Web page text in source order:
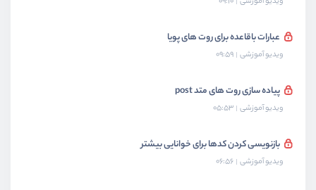
عبارات باقاعده برای روت های پویا
ویدیو آموزشی 09:59
پیاده سازی روت های متد post
ویدیو آموزشی 05:53
بازنویسی کردن کدها برای خوانایی بیشتر
ویدیو آموزشی 06:56